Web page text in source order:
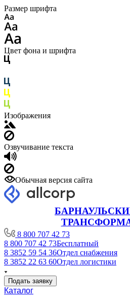
Размер шрифта
Цвет фона и шрифта
Изображения
Озвучивание текста
Обычная версия сайта
8 800 707 42 73
8 800 707 42 73Бесплатный
8 3852 59 54 36Отдел снабжения
8 3852 22 63 60Отдел логистики
Подать заявку
Каталог